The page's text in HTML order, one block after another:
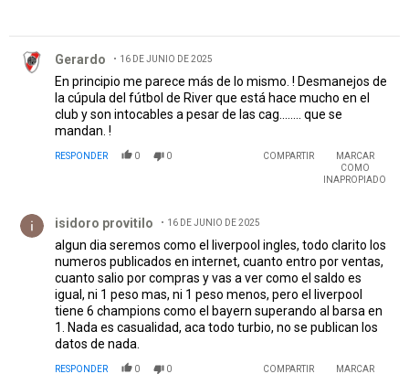
Gerardo 16 DE JUNIO DE 2025
En principio me parece más de lo mismo. ! Desmanejos de
la cúpula del fútbol de River que está hace mucho en el
club y son intocables a pesar de las cag........ que se
mandan. !
RESPONDER 0 0 COMPARTIR
MARCAR
COMO
INAPROPIADO
isidoro provitilo 16 DE JUNIO DE 2025
algun dia seremos como el liverpool ingles, todo clarito los
numeros publicados en internet, cuanto entro por ventas,
cuanto salio por compras y vas a ver como el saldo es
igual, ni 1 peso mas, ni 1 peso menos, pero el liverpool
tiene 6 champions como el bayern superando al barsa en
1. Nada es casualidad, aca todo turbio, no se publican los
datos de nada.
RESPONDER 0 0 COMPARTIR MARCAR